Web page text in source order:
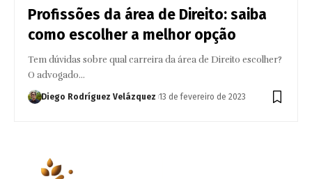
Profissões da área de Direito: saiba
como escolher a melhor opção
Tem dúvidas sobre qual carreira da área de Direito escolher?
O advogado…
Diego Rodríguez Velázquez 13 de fevereiro de 2023